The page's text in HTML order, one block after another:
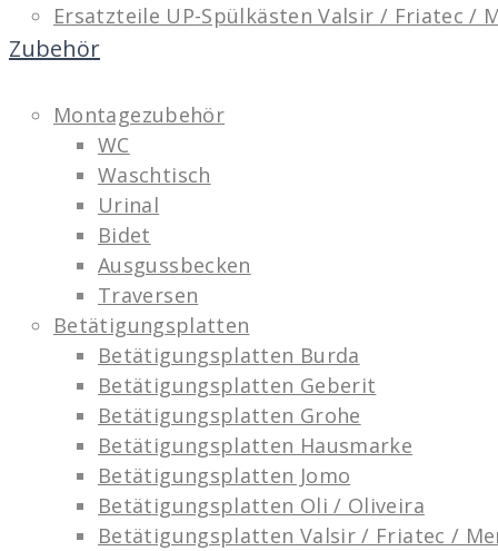
Ersatzteile UP-Spülkästen Valsir / Friatec /
Zubehör
Montagezubehör
WC
Waschtisch
Urinal
Bidet
Ausgussbecken
Traversen
Betätigungsplatten
Betätigungsplatten Burda
Betätigungsplatten Geberit
Betätigungsplatten Grohe
Betätigungsplatten Hausmarke
Betätigungsplatten Jomo
Betätigungsplatten Oli / Oliveira
Betätigungsplatten Valsir / Friatec /